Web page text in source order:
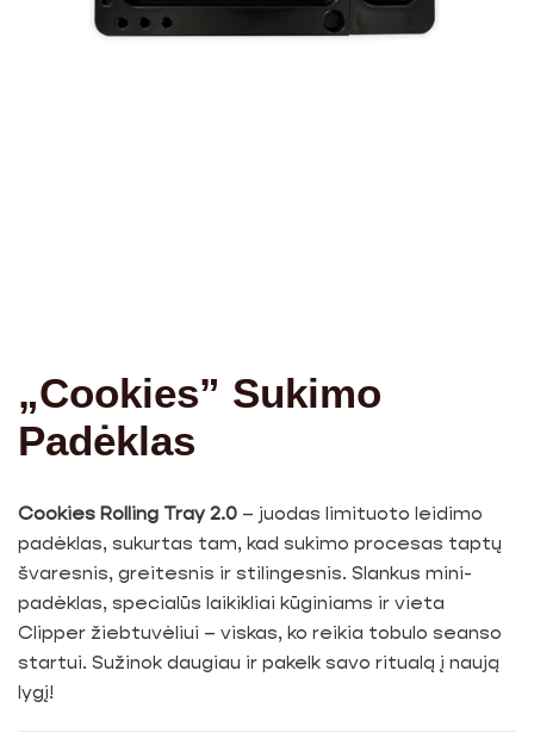
„Cookies” Sukimo
Padėklas
Cookies Rolling Tray 2.0 – juodas limituoto leidimo
padėklas, sukurtas tam, kad sukimo procesas taptų
švaresnis, greitesnis ir stilingesnis. Slankus mini-
padėklas, specialūs laikikliai kūginiams ir vieta
Clipper žiebtuvėliui – viskas, ko reikia tobulo seanso
startui. Sužinok daugiau ir pakelk savo ritualą į naują
lygį!